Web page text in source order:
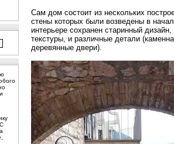
Сам дом состоит из нескольких
стены которых были возведены в
интерьере сохранен старинный
текстуры, и различные детали
деревянные двери).